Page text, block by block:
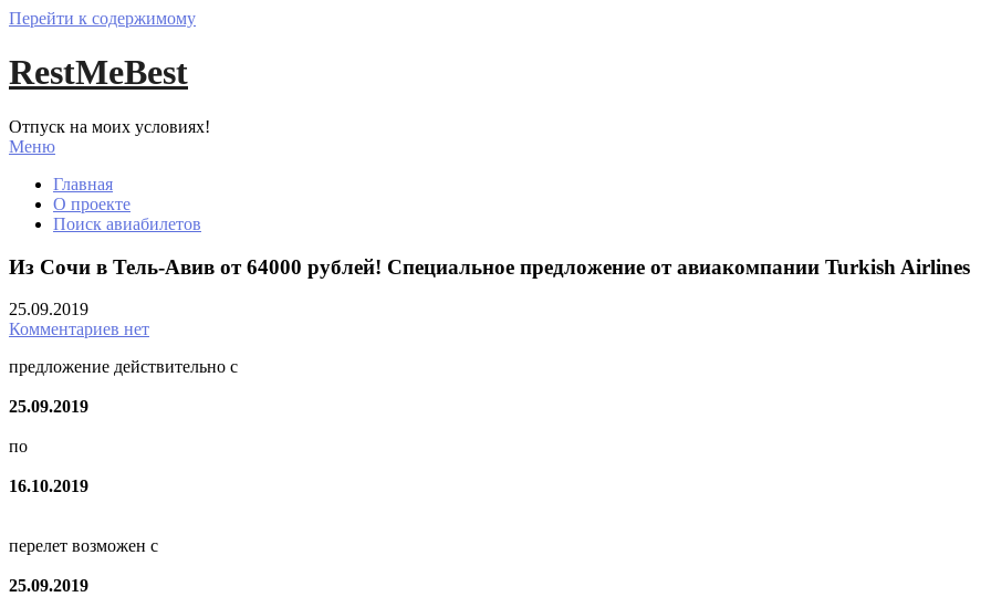
Перейти к содержимому
RestMeBest
Отпуск на моих условиях!
Меню
Главная
О проекте
Поиск авиабилетов
Из Сочи в Тель-Авив от 64000 рублей! Специальное предложение от авиакомпании Turkish Airlines
25.09.2019
Комментариев нет
предложение действительно с
25.09.2019
по
16.10.2019
перелет возможен с
25.09.2019